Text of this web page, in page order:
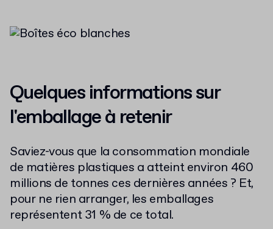
Quelques informations sur
l'emballage à retenir
Saviez-vous que la consommation mondiale
de matières plastiques a atteint environ 460
millions de tonnes ces dernières années ? Et,
pour ne rien arranger, les emballages
représentent 31 % de ce total.